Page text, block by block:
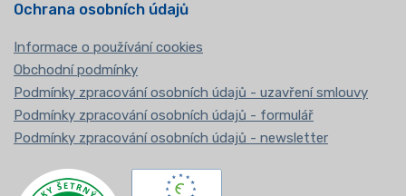
Ochrana osobních údajů
Informace o používání cookies
Obchodní podmínky
Podmínky zpracování osobních údajů - uzavření smlouvy
Podmínky zpracování osobních údajů - formulář
Podmínky zpracování osobních údajů - newsletter